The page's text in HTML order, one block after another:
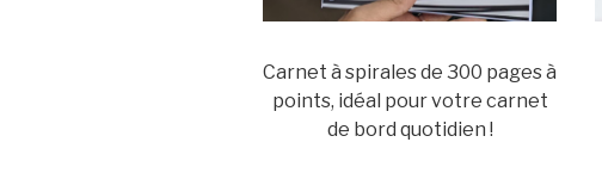
Carnet à spirales de 300 pages à
points, idéal pour votre carnet
de bord quotidien !